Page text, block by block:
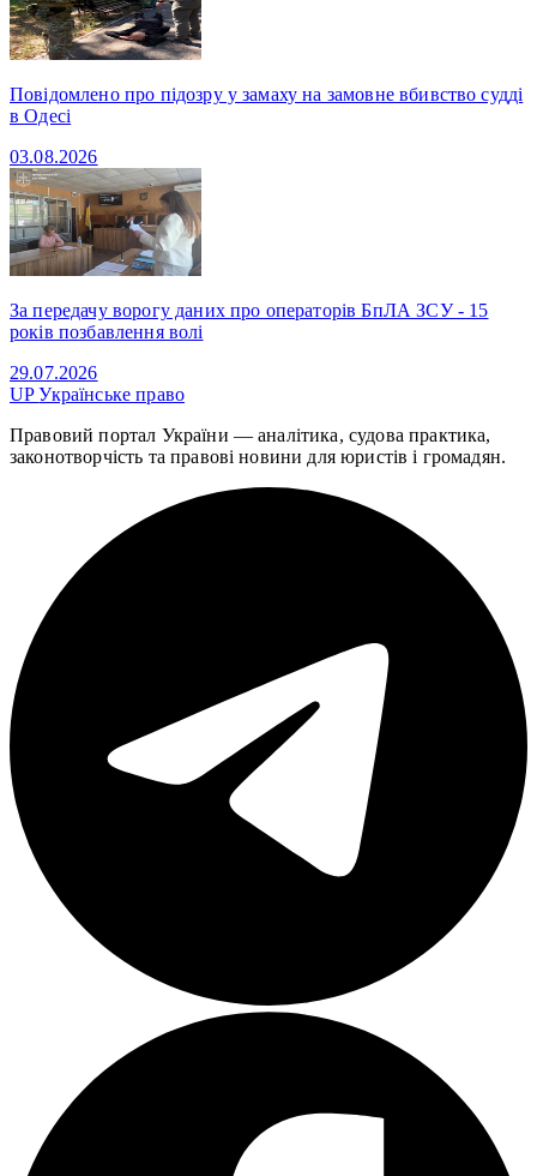
Повідомлено про підозру у замаху на замовне вбивство судді
в Одесі
03.08.2026
За передачу ворогу даних про операторів БпЛА ЗСУ - 15
років позбавлення волі
29.07.2026
UPУкраїнське право
Правовий портал України — аналітика, судова практика,
законотворчість та правові новини для юристів і громадян.